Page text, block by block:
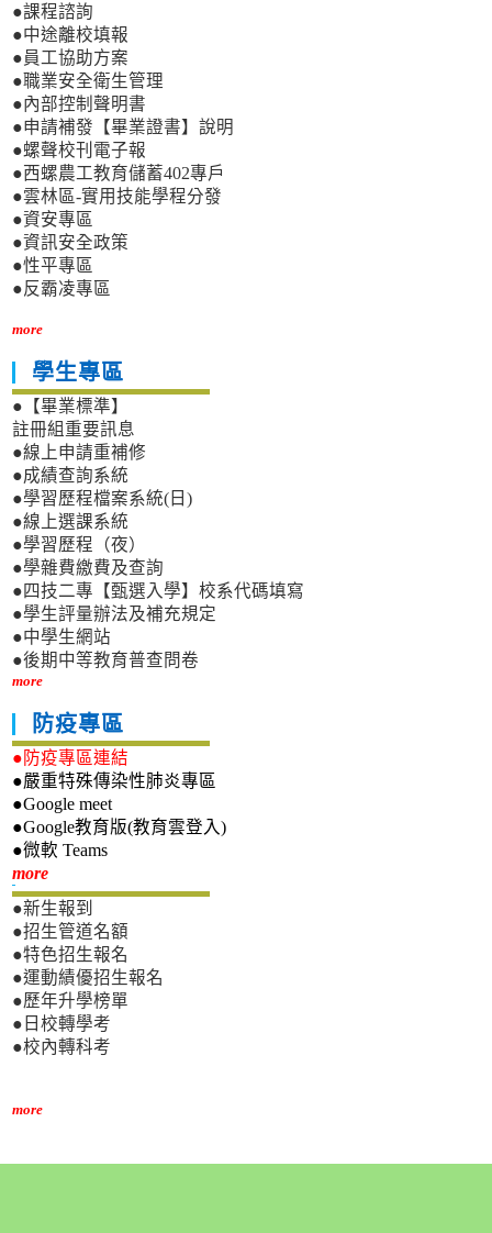
●課程諮詢
●中途離校填報
●員工協助方案
●職業安全衛生管理
●內部控制聲明書
●申請補發【畢業證書】說明
●螺聲校刊電子報
●西螺農工教育儲蓄402專戶
●雲林區-實用技能學程分發
●資安專區
●資訊安全政策
●性平專區
●反霸凌專區
more
學生專區
●【畢業標準】
註冊組重要訊息
●線上申請重補修
●成績查詢系統
●學習歷程檔案系統(日)
●線上選課系統
●學習歷程（夜）
●學雜費繳費及查詢
●四技二專【甄選入學】校系代碼填寫
●學生評量辦法及補充規定
●中學生網站
●後期中等教育普查問卷
more
防疫專區
●防疫專區連結
●嚴重特殊傳染性肺炎專區
●Google meet
●Google教育版(教育雲登入)
●微軟 Teams
more新生專區
●新生報到
●招生管道名額
●特色招生報名
●運動績優招生報名
●歷年升學榜單
●日校轉學考
●校內轉科考
more